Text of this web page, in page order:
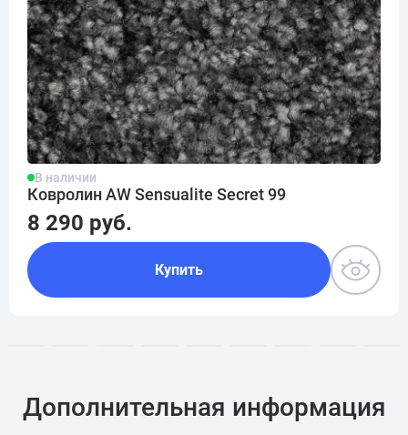
В наличии
Ковролин AW Sensualite Secret 99
8 290 руб.
Купить
Дополнительная информация